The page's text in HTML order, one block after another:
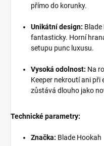
přímo do korunky.
Unikátní design:
fantasticky. Horní
setupu punc luxusu.
Vysoká odolnost: Na
Keeper nekroutí ani
zůstává dlouho jako
Technické parametry:
Značka: Blade Hookah